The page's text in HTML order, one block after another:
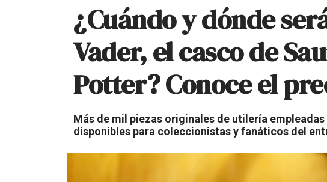
¿Cuándo y dónde
Vader, el casco de
Potter? Conoce el
Más de mil piezas originales de utilería
disponibles para coleccionistas y fanáticos del